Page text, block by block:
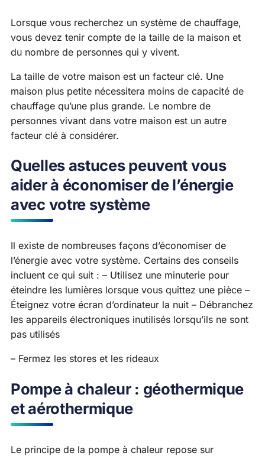
Lorsque vous recherchez un système de chauffage,
vous devez tenir compte de la taille de la maison et
du nombre de personnes qui y vivent.
La taille de votre maison est un facteur clé. Une
maison plus petite nécessitera moins de capacité de
chauffage qu’une plus grande. Le nombre de
personnes vivant dans votre maison est un autre
facteur clé à considérer.
Quelles astuces peuvent vous
aider à économiser de l’énergie
avec votre système
Il existe de nombreuses façons d’économiser de
l’énergie avec votre système. Certains des conseils
incluent ce qui suit : – Utilisez une minuterie pour
éteindre les lumières lorsque vous quittez une pièce –
Éteignez votre écran d’ordinateur la nuit – Débranchez
les appareils électroniques inutilisés lorsqu’ils ne sont
pas utilisés
– Fermez les stores et les rideaux
Pompe à chaleur : géothermique
et aérothermique
Le principe de la pompe à chaleur repose sur